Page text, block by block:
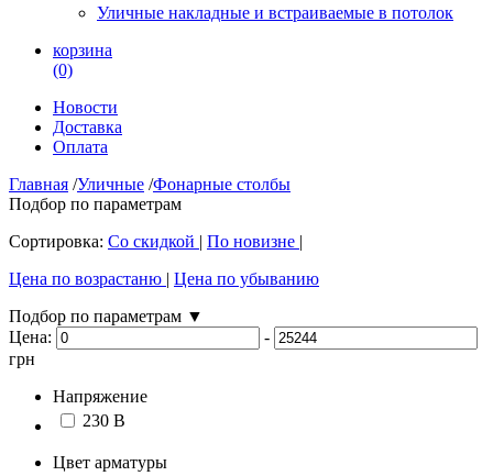
Уличные накладные и встраиваемые в потолок
корзина
(0)
Новости
Доставка
Оплата
Главная /Уличные /Фонарные столбы
Подбор по параметрам
Сортировка: Со скидкой | По новизне |
Цена по возрастаню | Цена по убыванию
Подбор по параметрам ▼
Цена:
-
грн
Напряжение
230 В
Цвет арматуры